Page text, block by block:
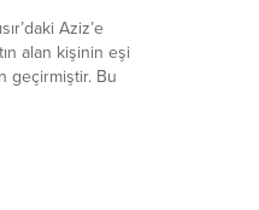
Aziz’e
alan kişinin eşi
geçirmiştir. Bu
ayetinde
olarak öne